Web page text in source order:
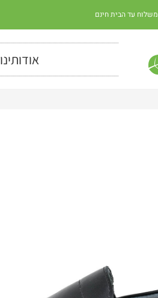
משלוח עד הבית חינם
אודותינו